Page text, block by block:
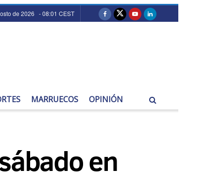
de 2026 - 08:01 CEST
MARRUECOS OPINIÓN
en